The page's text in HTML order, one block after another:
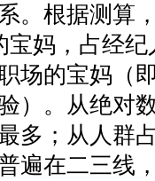
。根据测算
妈，占经
场的宝妈（
）。从绝对
多；从人群
遍在二三线